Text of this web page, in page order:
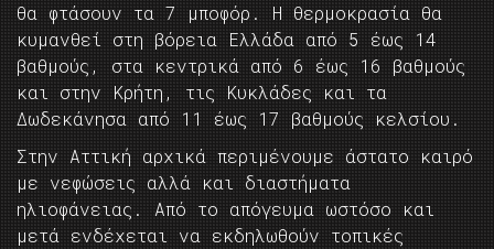
θα φτάσουν τα 7 μποφόρ. Η θερμοκρασία θα
κυμανθεί στη βόρεια Ελλάδα από 5 έως 14
βαθμούς, στα κεντρικά από 6 έως 16 βαθμούς
και στην Κρήτη, τις Κυκλάδες και τα
Δωδεκάνησα από 11 έως 17 βαθμούς κελσίου.
Στην Αττική αρχικά περιμένουμε άστατο καιρό
με νεφώσεις αλλά και διαστήματα
ηλιοφάνειας. Από το απόγευμα ωστόσο και
μετά ενδέχεται να εκδηλωθούν τοπικές